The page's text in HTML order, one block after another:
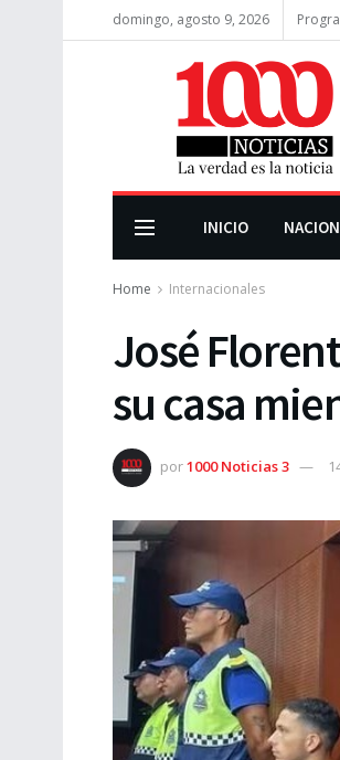
domingo, agosto 9, 2026
INICIO
Home Internacionales
José
su casa
por1000 Noticias 3